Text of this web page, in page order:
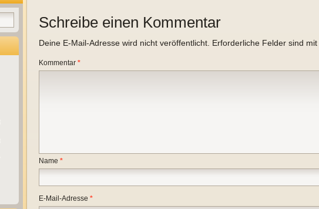
Schreibe einen Kommentar
Deine E-Mail-Adresse wird nicht veröffentlicht. Erforderliche Felder sind mit
Kommentar *
Name *
E-Mail-Adresse *